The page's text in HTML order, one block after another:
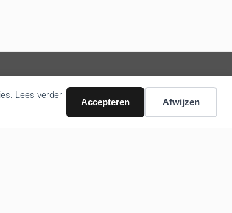
Lees verder
Accepteren Afwijzen